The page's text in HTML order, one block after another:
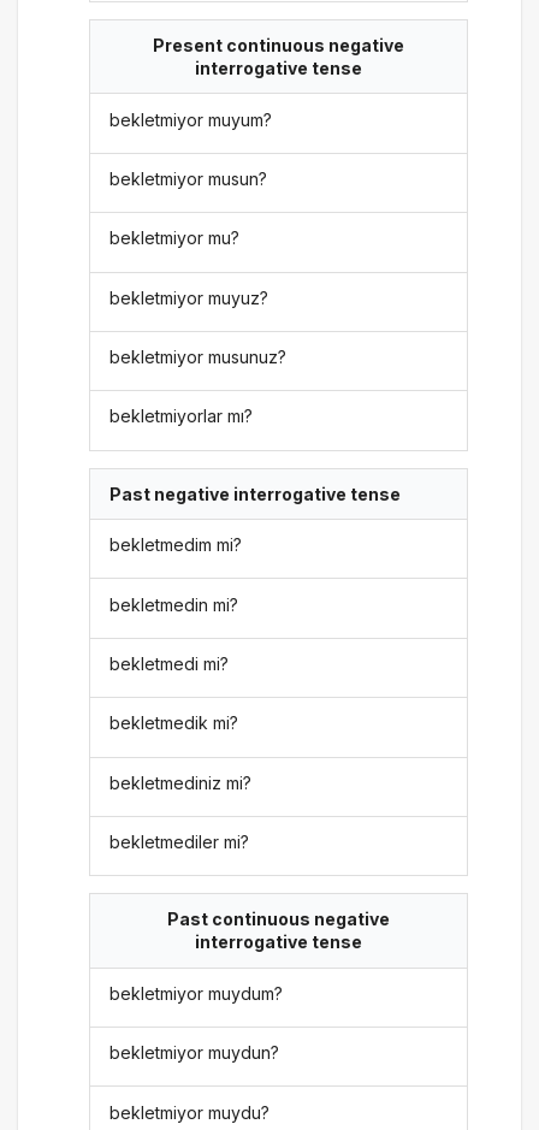
Present continuous negative
interrogative tense
bekletmiyor muyum?
bekletmiyor musun?
bekletmiyor mu?
bekletmiyor muyuz?
bekletmiyor musunuz?
bekletmiyorlar mı?
Past negative interrogative tense
bekletmedim mi?
bekletmedin mi?
bekletmedi mi?
bekletmedik mi?
bekletmediniz mi?
bekletmediler mi?
Past continuous negative
interrogative tense
bekletmiyor muydum?
bekletmiyor muydun?
bekletmiyor muydu?